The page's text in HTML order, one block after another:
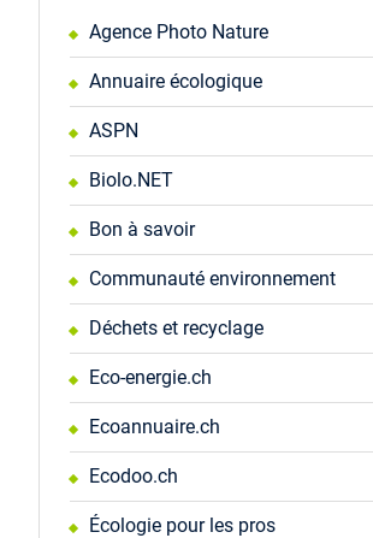
Agence Photo Nature
Annuaire écologique
ASPN
Biolo.NET
Bon à savoir
Communauté environnement
Déchets et recyclage
Eco-energie.ch
Ecoannuaire.ch
Ecodoo.ch
Écologie pour les pros